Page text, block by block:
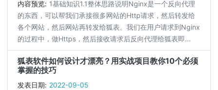
内容预览: 1基础知识1.1整体思路说明Nginx是一个反向代理
的东西，可以帮我们承接很多网站的Http请求，然后转发给
各个网站，然后网站再转发给狐表。我们在用户请求到Nginx
的过程中，做Https，然后接收请求后反向代理给狐表即...
狐表软件如何设计才漂亮？用实战项目教你10个必须
掌握的技巧
发表日期: 2022-09-05